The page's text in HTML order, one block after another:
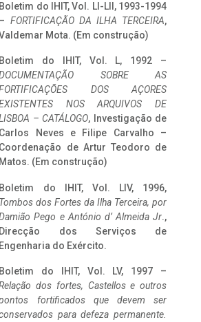
Boletim do IHIT, Vol. LI-LII, 1993-1994
– FORTIFICAÇÃO DA ILHA TERCEIRA,
Mota. (Em construção)
Boletim do IHIT, Vol. L, 1992 –
SOBRE AS
DOS AÇORES
NOS ARQUIVOS DE
– CATÁLOGO, Investigação de
Carlos Neves e Filipe Carvalho –
Coordenação de Artur Teodoro de
Matos. (Em construção)
Boletim do IHIT, Vol. LIV, 1996,
Tombos dos Fortes da Ilha Terceira, por
Pego e António d’ Almeida Jr.,
Direcção dos Serviços de
Engenharia do Exército.
Boletim do IHIT, Vol. LV, 1997 –
dos fortes, Castellos e outros
fortificados que devem ser
para defeza permanente.